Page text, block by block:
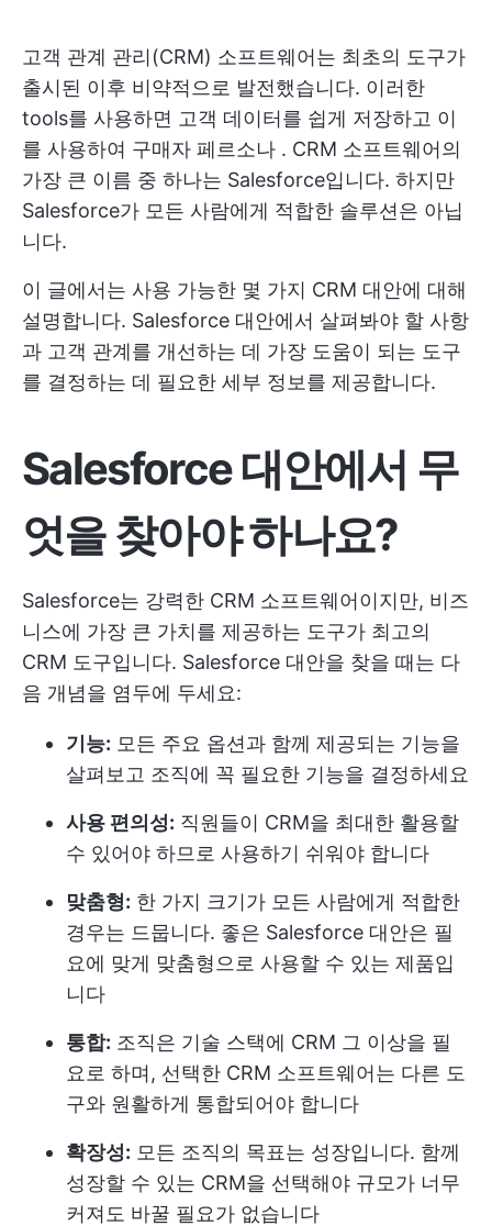
고객 관계 관리(CRM) 소프트웨어는 최초의 도구가
출시된 이후 비약적으로 발전했습니다. 이러한
tools를 사용하면 고객 데이터를 쉽게 저장하고 이
를 사용하여 구매자 페르소나 . CRM 소프트웨어의
가장 큰 이름 중 하나는 Salesforce입니다. 하지만
Salesforce가 모든 사람에게 적합한 솔루션은 아닙
니다.
이 글에서는 사용 가능한 몇 가지 CRM 대안에 대해
설명합니다. Salesforce 대안에서 살펴봐야 할 사항
과 고객 관계를 개선하는 데 가장 도움이 되는 도구
를 결정하는 데 필요한 세부 정보를 제공합니다.
Salesforce 대안에서 무
엇을 찾아야 하나요?
Salesforce는 강력한 CRM 소프트웨어이지만, 비즈
니스에 가장 큰 가치를 제공하는 도구가 최고의
CRM 도구입니다. Salesforce 대안을 찾을 때는 다
음 개념을 염두에 두세요:
기능: 모든 주요 옵션과 함께 제공되는 기능을
살펴보고 조직에 꼭 필요한 기능을 결정하세요
사용 편의성: 직원들이 CRM을 최대한 활용할
수 있어야 하므로 사용하기 쉬워야 합니다
맞춤형: 한 가지 크기가 모든 사람에게 적합한
경우는 드뭅니다. 좋은 Salesforce 대안은 필
요에 맞게 맞춤형으로 사용할 수 있는 제품입
니다
통합: 조직은 기술 스택에 CRM 그 이상을 필
요로 하며, 선택한 CRM 소프트웨어는 다른 도
구와 원활하게 통합되어야 합니다
확장성: 모든 조직의 목표는 성장입니다. 함께
성장할 수 있는 CRM을 선택해야 규모가 너무
커져도 바꿀 필요가 없습니다